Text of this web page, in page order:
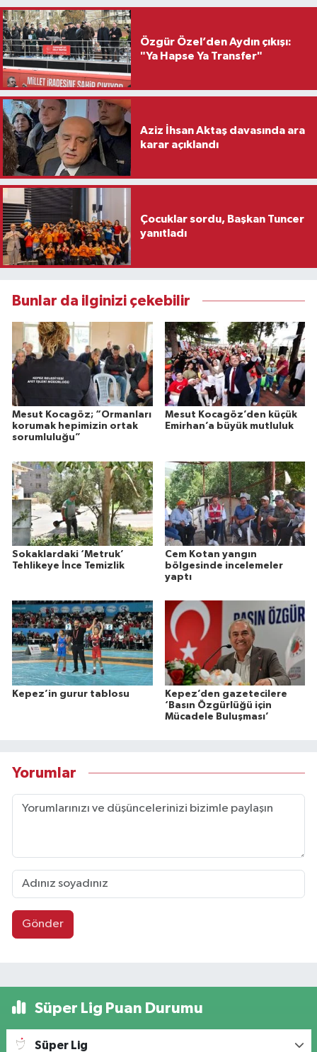
Özgür Özel’den Aydın çıkışı:
"Ya Hapse Ya Transfer"
Aziz İhsan Aktaş davasında ara
karar açıklandı
Çocuklar sordu, Başkan Tuncer
yanıtladı
Bunlar da ilginizi çekebilir
Mesut Kocagöz; “Ormanları
korumak hepimizin ortak
sorumluluğu”
Mesut Kocagöz’den küçük
Emirhan’a büyük mutluluk
Sokaklardaki ‘Metruk’
Tehlikeye İnce Temizlik
Cem Kotan yangın
bölgesinde incelemeler
yaptı
Kepez’in gurur tablosu
Kepez’den gazetecilere
‘Basın Özgürlüğü için
Mücadele Buluşması’
Yorumlar
Gönder
Süper Lig Puan Durumu
Süper Lig